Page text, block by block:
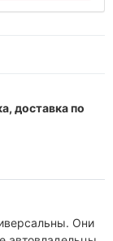
доставка по
Они